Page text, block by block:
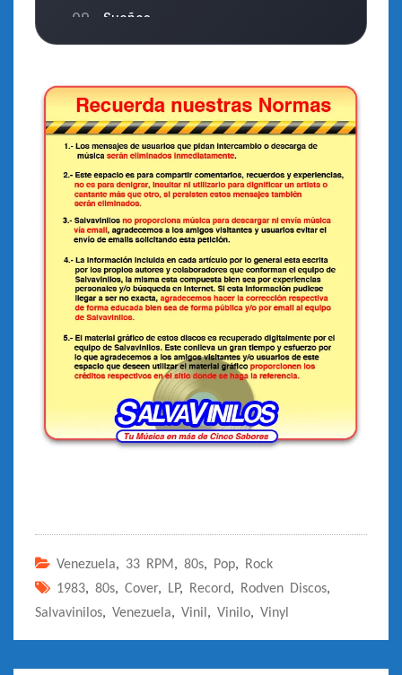
09 Sueños
10 Pasó tu tiempo
Venezuela, 33 RPM , 80s, Pop,
Rock
1983, 80s, Cover, LP, Record, Rodven Discos,
Salvavinilos, Venezuela, Vinil , Vinilo, Vinyl